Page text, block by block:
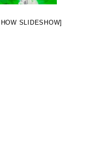
SLIDESHOW]